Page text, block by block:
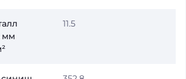
мм
11.5